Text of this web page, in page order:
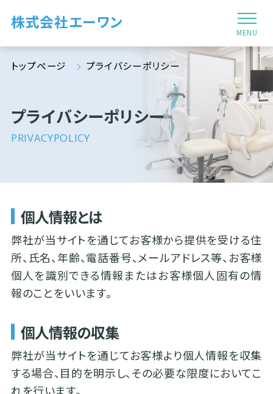
株式会社エーワン
MENU
トップページ プライバシーポリシー
プライバシーポリシー
PRIVACYPOLICY
個人情報とは
弊社が当サイトを通じてお客様から提供を受ける住
所、氏名、年齢、電話番号、メールアドレス等、お客様
個人を識別できる情報またはお客様個人固有の情
報のことをいいます。
個人情報の収集
弊社が当サイトを通じてお客様より個人情報を収集
する場合、目的を明示し、その必要な限度においてこ
れを行います。